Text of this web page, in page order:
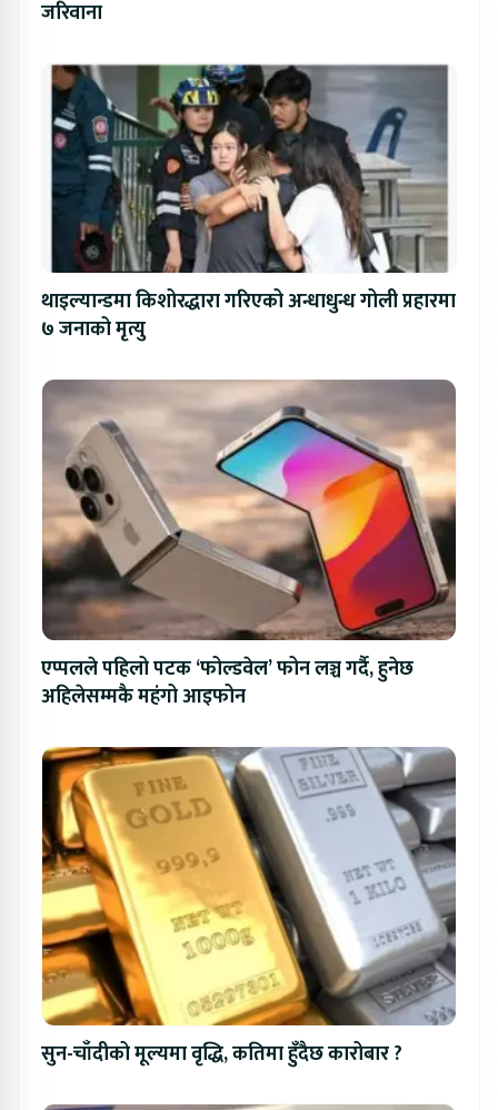
जरिवाना
थाइल्यान्डमा किशोरद्धारा गरिएको अन्धाधुन्ध गोली प्रहारमा
७ जनाको मृत्यु
एप्पलले पहिलो पटक ‘फोल्डवेल’ फोन लञ्च गर्दै, हुनेछ
अहिलेसम्मकै महंगो आइफोन
सुन-चाँदीको मूल्यमा वृद्धि, कतिमा हुँदैछ कारोबार ?